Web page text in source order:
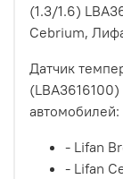
(1.3/1.6)
Cebrium,
Датчик
автомобилей:
- Lifan
- Lifan